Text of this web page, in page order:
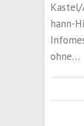
Kastel/
hann-
ohne…